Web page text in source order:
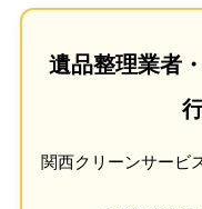
遺品整理業者
関西クリーンサービ